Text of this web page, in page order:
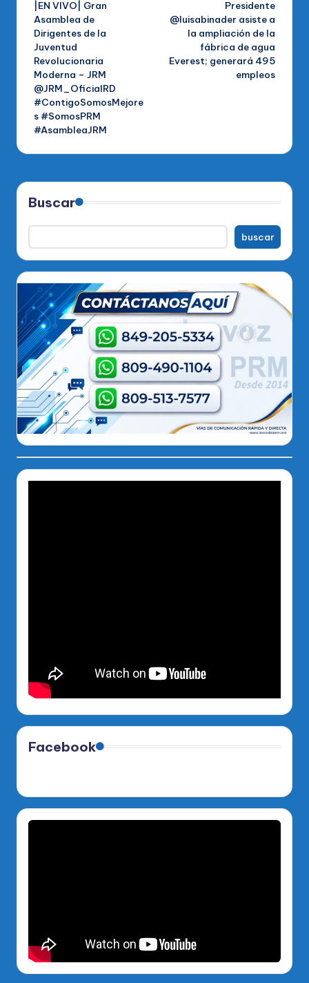
de
entradas
|EN VIVO| Gran
Asamblea de
Dirigentes de la
Juventud
Revolucionaria
Moderna – JRM
@JRM_OficialRD
#ContigoSomosMejore
s #SomosPRM
#AsambleaJRM
Presidente
@luisabinader asiste a
la ampliación de la
fábrica de agua
Everest; generará 495
empleos
Buscar
buscar
Facebook